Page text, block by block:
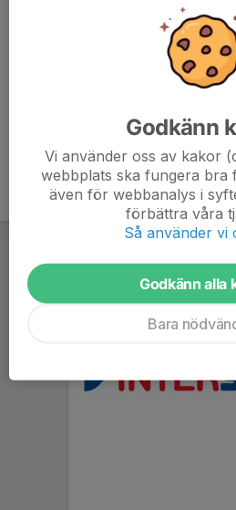
Godkänn
Vi använder oss av kakor
webbplats ska fungera bra
även för webbanalys i
förbättra våra
Så använder vi
Godkänn alla
Bara